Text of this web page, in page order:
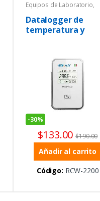
Equipos de Laboratorio,
Temperatura
Termohigrómetros
Datalogger de
temperatura y
-30%
$133.00 $190.00
Añadir al carrito
Código: RCW-2200